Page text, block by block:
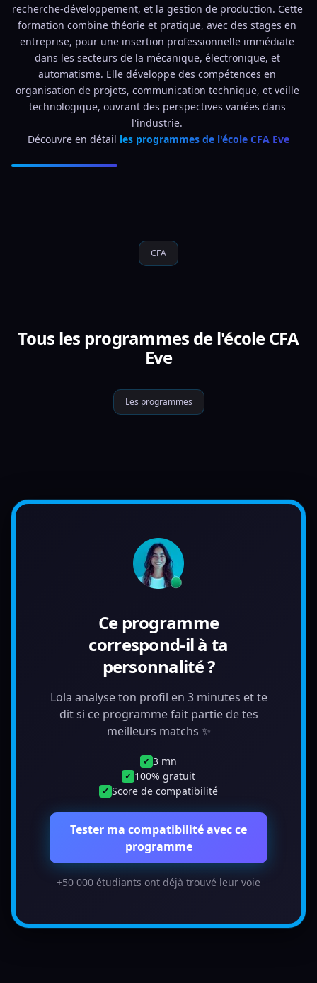
recherche-développement, et la gestion de production. Cette
formation combine théorie et pratique, avec des stages en
entreprise, pour une insertion professionnelle immédiate
dans les secteurs de la mécanique, électronique, et
automatisme. Elle développe des compétences en
organisation de projets, communication technique, et veille
technologique, ouvrant des perspectives variées dans
l'industrie.
Découvre en détail les programmes de l'école CFA Eve
CFA
Tous les programmes de l'école CFA
Eve
Les programmes
Ce programme
correspond-il à ta
personnalité ?
Lola analyse ton profil en 3 minutes et te
dit si ce programme fait partie de tes
meilleurs matchs ✨
✓ 3 mn
✓ 100% gratuit
✓ Score de compatibilité
Tester ma compatibilité avec ce
programme
+50 000 étudiants ont déjà trouvé leur voie